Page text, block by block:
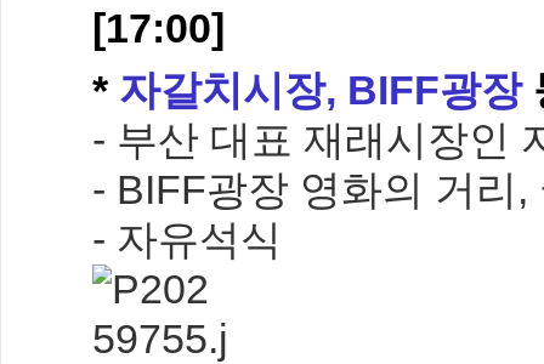
[17:00]
* 자갈치시장, BIFF광장
- 부산 대표 재래시장인
- BIFF광장 영화의 거리
- 자유석식